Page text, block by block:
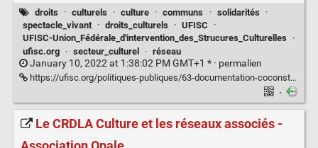
droits · culturels · culture · communs · solidarités
·
spectacle_vivant
· droits_culturels · UFISC
·
UFISC-Union_Fédérale_d'intervention_des_Strucures_Culturelles
·
ufisc.org
· secteur_culturel · réseau
January 10, 2022 at 1:38:02 PM GMT+1 * · permalien
https://ufisc.org/politiques-publiques/63-documentation-coconstruction-des-politiques-publiques/321-recherche-action-sur-les-droits-culturels.html
·
Le CRDLA Culture et les réseaux associés -